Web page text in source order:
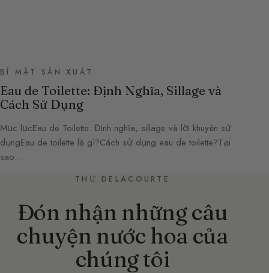
BÍ MẬT SẢN XUẤT
Eau de Toilette: Định Nghĩa, Sillage và
Cách Sử Dụng
Mục lụcEau de Toilette: Định nghĩa, sillage và lời khuyên sử
dụngEau de toilette là gì?Cách sử dụng eau de toilette?Tại
sao…
THƯ DELACOURTE
Đón nhận những câu
chuyện nước hoa của
chúng tôi